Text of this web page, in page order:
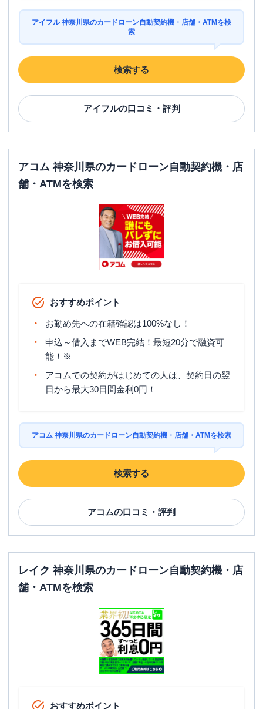
アイフル 神奈川県のカードローン自動契約機・店舗・ATMを検
索
検索する
アイフルの口コミ・評判
アコム 神奈川県のカードローン自動契約機・店
舗・ATMを検索
おすすめポイント
お勤め先への在籍確認は100%なし！
申込～借入までWEB完結！最短20分で融資可
能！※
アコムでの契約がはじめての人は、契約日の翌
日から最大30日間金利0円！
アコム 神奈川県のカードローン自動契約機・店舗・ATMを検索
検索する
アコムの口コミ・評判
レイク 神奈川県のカードローン自動契約機・店
舗・ATMを検索
おすすめポイント